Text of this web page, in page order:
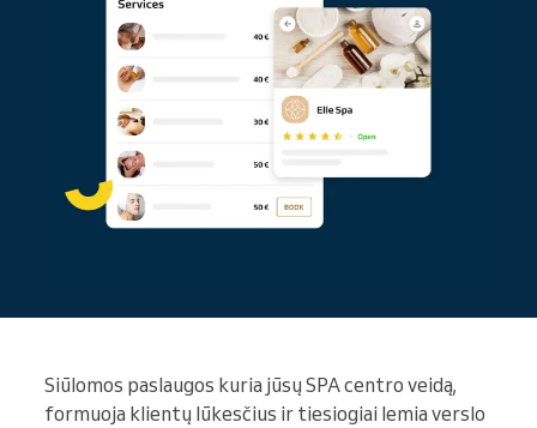
Siūlomos paslaugos kuria jūsų SPA centro veidą,
formuoja klientų lūkesčius ir tiesiogiai lemia verslo